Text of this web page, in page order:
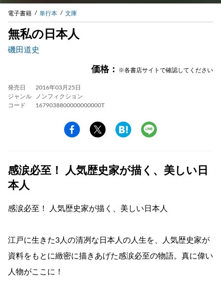
電子書籍 単行本 文庫
無私の日本人
磯田道史
価格： ※各書店サイトで確認してください
発売日
2016年03月25日
ジャンル
ノンフィクション
コード
1679038800000000000T
感涙必至！ 人気歴史家が描く、美しい日
本人
感涙必至！ 人気歴史家が描く、美しい日本人
江戸に生きた3人の清冽な日本人の人生を、人気歴史家が
資料をもとに緻密に描きあげた感涙必至の物語。真に偉い
人物がここに！